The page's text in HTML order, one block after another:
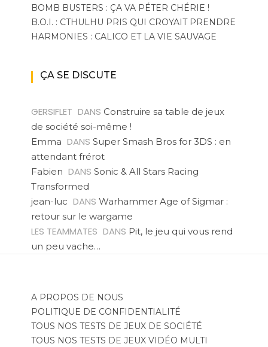
BOMB BUSTERS : ÇA VA PÉTER CHÉRIE !
B.O.I. : CTHULHU PRIS QUI CROYAIT PRENDRE
HARMONIES : CALICO ET LA VIE SAUVAGE
ÇA SE DISCUTE
GERSIFLET DANS Construire sa table de jeux
de société soi-même !
Emma DANS Super Smash Bros for 3DS : en
attendant frérot
Fabien DANS Sonic & All Stars Racing
Transformed
jean-luc DANS Warhammer Age of Sigmar :
retour sur le wargame
LES TEAMMATES DANS Pit, le jeu qui vous rend
un peu vache…
A PROPOS DE NOUS
POLITIQUE DE CONFIDENTIALITÉ
TOUS NOS TESTS DE JEUX DE SOCIÉTÉ
TOUS NOS TESTS DE JEUX VIDÉO MULTI